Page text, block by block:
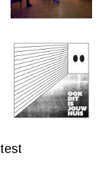
test